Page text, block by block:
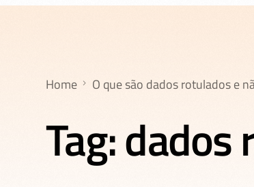
Home O que são dados rotulados e
Tag:dados